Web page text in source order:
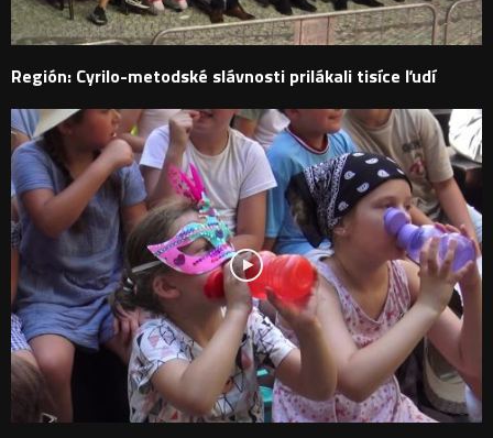
Región: Cyrilo-metodské slávnosti prilákali tisíce ľudí